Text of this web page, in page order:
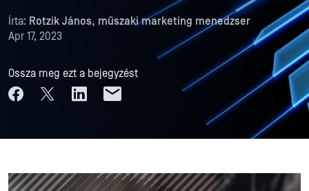
Írta: Rotzik János, műszaki marketing menedzser
Apr 17, 2023
Ossza meg ezt a bejegyzést